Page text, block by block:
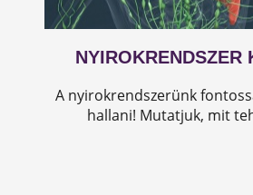
NYIROKRENDSZER
A nyirokrendszerünk
hallani! Mutatjuk, mit